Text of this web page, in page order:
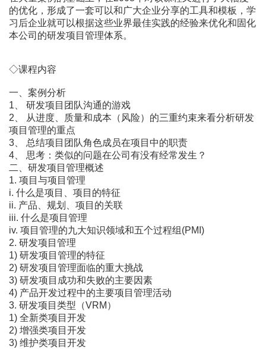
的优化，形成了一套可以和广大企业分享的工具和模板，学
习后企业就可以根据这些业界最佳实践的经验来优化和固化
本公司的研发项目管理体系。
◇课程内容
一、案例分析
1、 研发项目团队沟通的游戏
2、 从进度、质量和成本（风险）的三重约束来看分析研发
项目管理的重点
3、 总结项目团队角色成员在项目中的职责
4、 思考：类似的问题在公司有没有经常发生？
二、研发项目管理概述
1. 项目与项目管理
i. 什么是项目、项目的特征
ii. 产品、规划、项目的关联
iii. 什么是项目管理
iv. 项目管理的九大知识领域和五个过程组(PMI)
2. 研发项目管理
1) 研发项目管理的特征
2) 研发项目管理面临的重大挑战
3) 研发项目成功和失败的主要因素
4) 产品开发过程中的主要项目管理活动
3. 研发项目类型（VRM）
1) 全新类项目开发
2) 增强类项目开发
3) 维护类项目开发